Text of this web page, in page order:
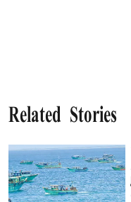
Related Stories